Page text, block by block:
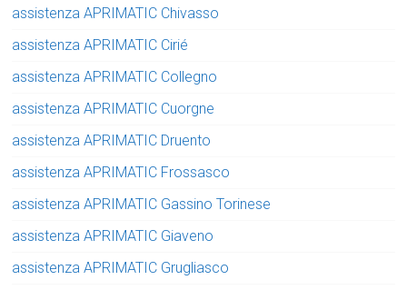
assistenza APRIMATIC Chivasso
assistenza APRIMATIC Cirié
assistenza APRIMATIC Collegno
assistenza APRIMATIC Cuorgne
assistenza APRIMATIC Druento
assistenza APRIMATIC Frossasco
assistenza APRIMATIC Gassino Torinese
assistenza APRIMATIC Giaveno
assistenza APRIMATIC Grugliasco